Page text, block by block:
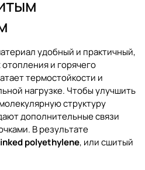
удобный и практичный,
и горячего
термостойкости и
нагрузке. Чтобы улучшить
структуру
дополнительные связи
В результате
polyethylene, или сшитый